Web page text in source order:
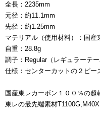
全長：2235mm
元径：約11.1mm
先径：約1.25mm
マテリアル（使用材料）：国
自重：28.8g
調子：Regular（レギュラーテー
仕様：センターカットの２ピー
国産東レカーボン１００％の超
東レの最先端素材